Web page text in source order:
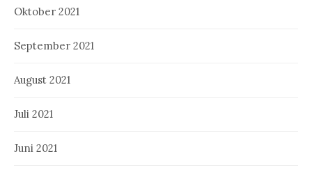
Oktober 2021
September 2021
August 2021
Juli 2021
Juni 2021